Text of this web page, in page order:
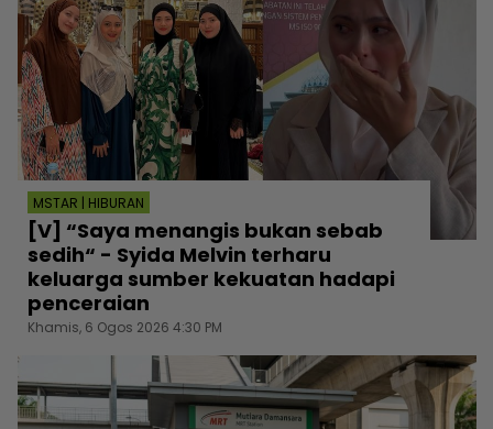
MSTAR | HIBURAN
[V] “Saya menangis bukan sebab
sedih“ - Syida Melvin terharu
keluarga sumber kekuatan hadapi
penceraian
Khamis, 6 Ogos 2026 4:30 PM